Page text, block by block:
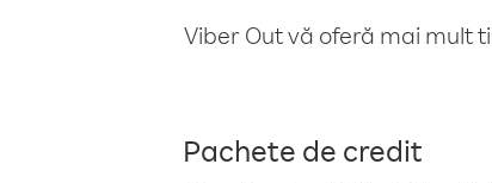
Viber Out vă oferă mai mult
Pachete de credit